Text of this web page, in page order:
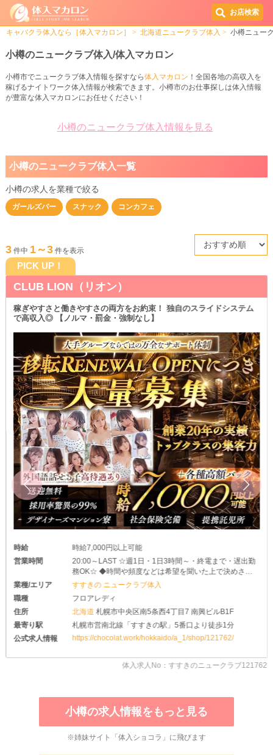
お店検索
キャバクラ体入なら［体入マカロン］ 北海道ニュークラブ体入 小樽ニュー
小樽のニュークラブ体入/体入マカロン
小樽市でニュークラブ体入情報を探すなら体入マカロン ！全国各地の高収入を
稼げるナイトワーク体入情報が検索できます。小樽市のお仕事探しは体入情報
が豊富な体入マカロンにお任せください！
小樽のニュークラブ体入情報を見る
小樽のニュークラブ体入一覧
小樽の求人を業種で絞る
ガールズバー スナック コンカフェ
3件中 1～3件を表示
PICK UP！
CLUB LION（リオン）
稼ぎやすさと働きやすさの両方をお約束！ 独自のスライドシステム
で高収入◎ 【ノルマ・罰金・強制なし】
時給
時給7,000円以上可能
営業時間
20:00～LAST ☆週1日・1日3時間～・終電まで・遅出勤
務OK☆ ◆時間や頻度などは希望を聞いた上で決めさせ
て頂きます♪ ◆レギュラー出勤ももちろんOKです
業種/エリア
すすきの ニュークラブ体入
職種
フロアレディ
住所
北海道札幌市中央区南5条西4丁目7 南興ビルB1F
最寄り駅
札幌市営南北線「すすきの駅」5番口より徒歩1分
公式求人情報
https://chocolat.work/hokkaido/a_1/shop/121762/
体入求人No：すすきのニュークラブ121762
小樽の求人情報をもっと見る
※姉妹サイト「体入ショコラ」に飛びます